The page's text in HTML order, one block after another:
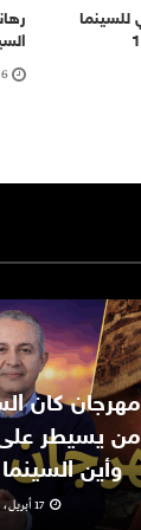
للسينما
6 فبراير، 2020
من يسيطر
وأين
17 أبريل، 2026